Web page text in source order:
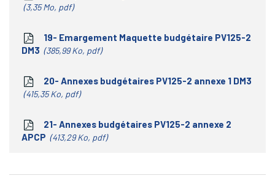
3,35 Mo, pdf
19- Emargement Maquette budgétaire PV125-2
DM3
385,99 Ko, pdf
20- Annexes budgétaires PV125-2 annexe 1 DM3
415,35 Ko, pdf
21- Annexes budgétaires PV125-2 annexe 2
APCP
413,29 Ko, pdf